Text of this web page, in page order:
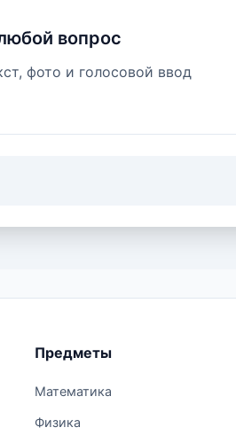
вопрос
фото и голосовой ввод
Предметы
Математика
Физика